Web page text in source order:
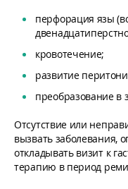
перфорация язы
кровотечение;
развитие
преобразование в
Отсутствие или
вызвать заболевания,
откладывать визит к
терапию в период